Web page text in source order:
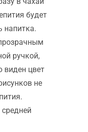
будет
напитка.
ручкой,
виден цвет
не